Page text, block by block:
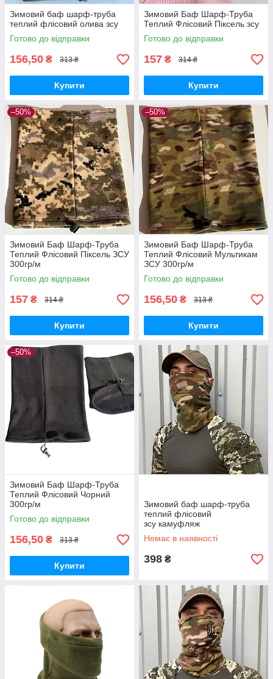
Зимовий баф шарф-труба
теплий флісовий олива зсу
Готово до відправки
156,50 ₴ 313 ₴
Купити
Зимовий Баф Шарф-Труба
Теплий Флісовий Піксель зсу
Готово до відправки
157 ₴ 314 ₴
Купити
–50%
Зимовий Баф Шарф-Труба
Теплий Флісовий Піксель ЗСУ
300гр/м
Готово до відправки
157 ₴ 314 ₴
Купити
–50%
Зимовий Баф Шарф-Труба
Теплий Флісовий Мультикам
ЗСУ 300гр/м
Готово до відправки
156,50 ₴ 313 ₴
Купити
–50%
Зимовий Баф Шарф-Труба
Теплий Флісовий Чорний
300гр/м
Готово до відправки
156,50 ₴ 313 ₴
Купити
Зимовий баф шарф-труба
теплий флісовий
зсу камуфляж
Немає в наявності
398 ₴